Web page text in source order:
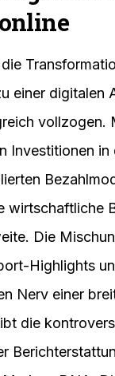
einer digitalen
vollzogen.
Investitionen in
wirtschaftliche
Die
Highlights
Nerv einer
die